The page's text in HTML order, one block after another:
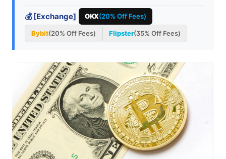
💰 [Exchange] OKX(20% Off Fees)
Bybit(20% Off Fees) Flipster(35% Off Fees)